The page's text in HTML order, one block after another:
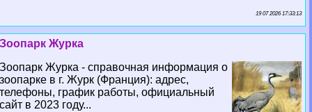
19 07 2026 17:33:13
Зоопарк Журка
Зоопарк Журка - справочная информация о
зоопарке в г. Журк (Франция): адрес,
телефоны, график работы, официальный
сайт в 2023 году...